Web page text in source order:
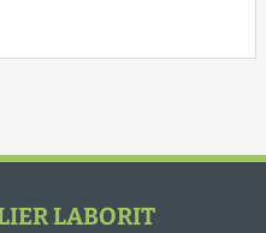
LABORIT